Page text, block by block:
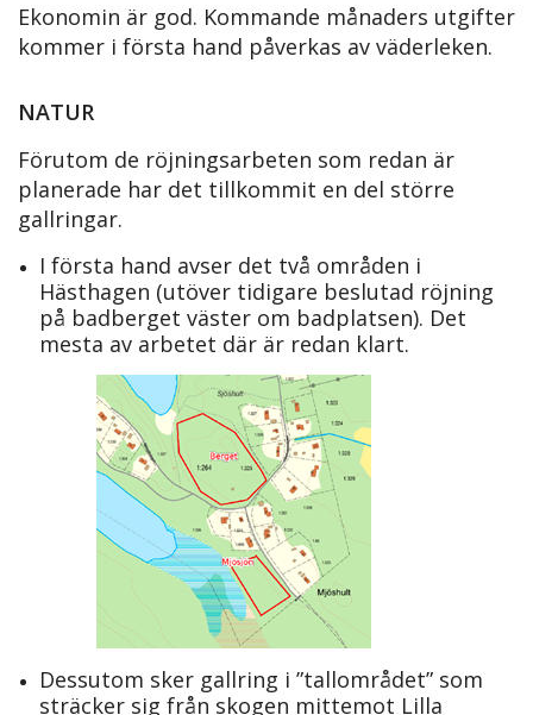
Ekonomin är god. Kommande månaders utgifter
kommer i första hand påverkas av väderleken.
NATUR
Förutom de röjningsarbeten som redan är
planerade har det tillkommit en del större
gallringar.
I första hand avser det två områden i
Hästhagen (utöver tidigare beslutad röjning
på badberget väster om badplatsen). Det
mesta av arbetet där är redan klart.
Dessutom sker gallring i ”tallområdet” som
sträcker sig från skogen mittemot Lilla